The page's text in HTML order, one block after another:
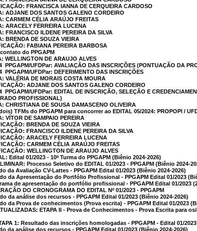
FRANCISCA IANNA DE CERQUEIRA CARDOSO
ADJANE DOS SANTOS GALENO CORDEIRO
CARMEM CÉLIA ARAÚJO FREITAS
ARACELY FERREIRA LUCENA
FRANCISCO ILDENE PEREIRA DA SILVA
BRENDA DE SOUZA VIEIRA
FABIANA PEREIRA BARBOSA
do PPGAPM
WELLINGTON DE ARAUJO ALVES
 PPGAPM/UFDPar: AVALIAÇÃO DAS INSCRIÇÕES (PONTUAÇÃO DA
 PPGAPM/UFDPar: DEFERIMENTO DAS INSCRIÇÕES
VALÉRIA DE MORAIS COSTA MOURA
ADJANE DOS SANTOS GALENO CORDEIRO
 PPGAPM/UFDPar: EDITAL DE INSCRIÇÃO, SELEÇÃO E
PROFISSIONAL)
CHRISTIANA DE SOUSA DAMASCENO OLIVEIRA
TFMs do PPGAPM para concorrer ao EDITAL 05/2024: PROPOPI /
VÍTOR DE SAMPAIO PEREIRA
BRENDA DE SOUZA VIEIRA
FRANCISCO ILDENE PEREIRA DA SILVA
ARACELY FERREIRA LUCENA
CARMEM CÉLIA ARAÚJO FREITAS
WELLINGTON DE ARAUJO ALVES
Edital 01/2023 - 10ª Turma do PPGAPM (Biênio 2024-2026)
Processo Seletivo do EDITAL 01/2023 - PPGAPM (Biênio 2024-
da Avaliação CV-Lattes - PPGAPM Edital 01/2023 (Biênio 2024-2026)
da Apresentação do Portfólio Profissional - PPGAPM Edital 01/2023
de apresentação do portfólio profissional - PPGAPM Edital 01/2023
DO CRONOGRAMA DO EDITAL Nº 01/2023 - PPGAPM
da análise dos recursos - PPGAPM Edital 01/2023 (Biênio 2024-2026)
da Prova de conhecimentos (Prova escrita) - PPGAPM Edital 01/2023
ETAPA II - Prova de Conhecimentos - Prova Escrita para
1: Resultado das inscrições homologadas - PPGAPM - Edital 01/
da análise dos recursos - PPGAPM Edital 01/2023 (Biênio 2024-2026)